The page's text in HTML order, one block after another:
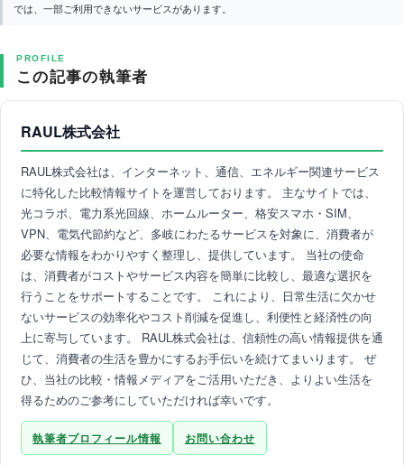
では、一部ご利用できないサービスがあります。
PROFILE
この記事の執筆者
RAUL株式会社
RAUL株式会社は、インターネット、通信、エネルギー関連サービス
に特化した比較情報サイトを運営しております。 主なサイトでは、
光コラボ、電力系光回線、ホームルーター、格安スマホ・SIM、
VPN、電気代節約など、多岐にわたるサービスを対象に、消費者が
必要な情報をわかりやすく整理し、提供しています。 当社の使命
は、消費者がコストやサービス内容を簡単に比較し、最適な選択を
行うことをサポートすることです。 これにより、日常生活に欠かせ
ないサービスの効率化やコスト削減を促進し、利便性と経済性の向
上に寄与しています。 RAUL株式会社は、信頼性の高い情報提供を通
じて、消費者の生活を豊かにするお手伝いを続けてまいります。 ぜ
ひ、当社の比較・情報メディアをご活用いただき、よりよい生活を
得るためのご参考にしていただければ幸いです。
執筆者プロフィール情報 お問い合わせ